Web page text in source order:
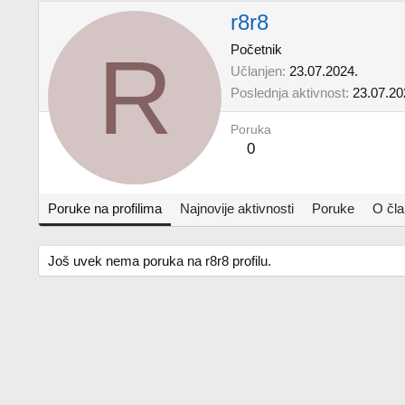
R
r8r8
Početnik
Učlanjen 23.07.2024.
Poslednja aktivnost
Poruka
0
Poruke na profilima Najnovije aktivnosti Poruke O
Još uvek nema poruka na r8r8 profilu.